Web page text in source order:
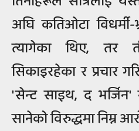
अघि कतिओटा विधर्मी-
त्यागेका थिए, तर
सिकाइरहेका र प्रचार
'सेन्ट साइथ, द भर्जिन'
सानेको विरुद्धमा निम्न